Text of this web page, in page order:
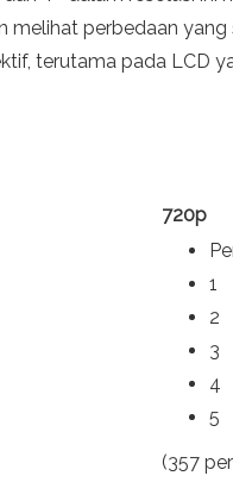
perbedaan
terutama pada LCD
720p
1
2
3
4
5
(357